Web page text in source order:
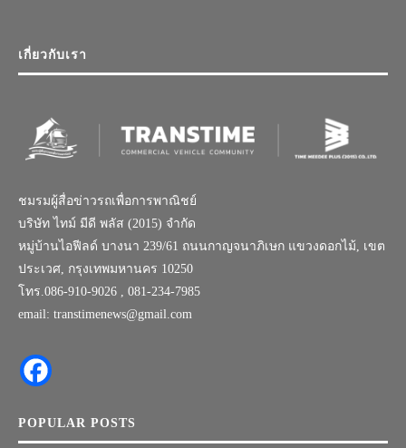
เกี่ยวกับเรา
ชมรมผู้สื่อข่าวรถเพื่อการพาณิชย์
บริษัท ไทม์ มีดี พลัส (2015) จำกัด
หมู่บ้านไอฟีลด์ บางนา 239/61 ถนนกาญจนาภิเษก แขวงดอกไม้, เขต
ประเวศ, กรุงเทพมหานคร 10250
โทร.086-910-9026 , 081-234-7985
email: transtimenews@gmail.com
POPULAR POSTS